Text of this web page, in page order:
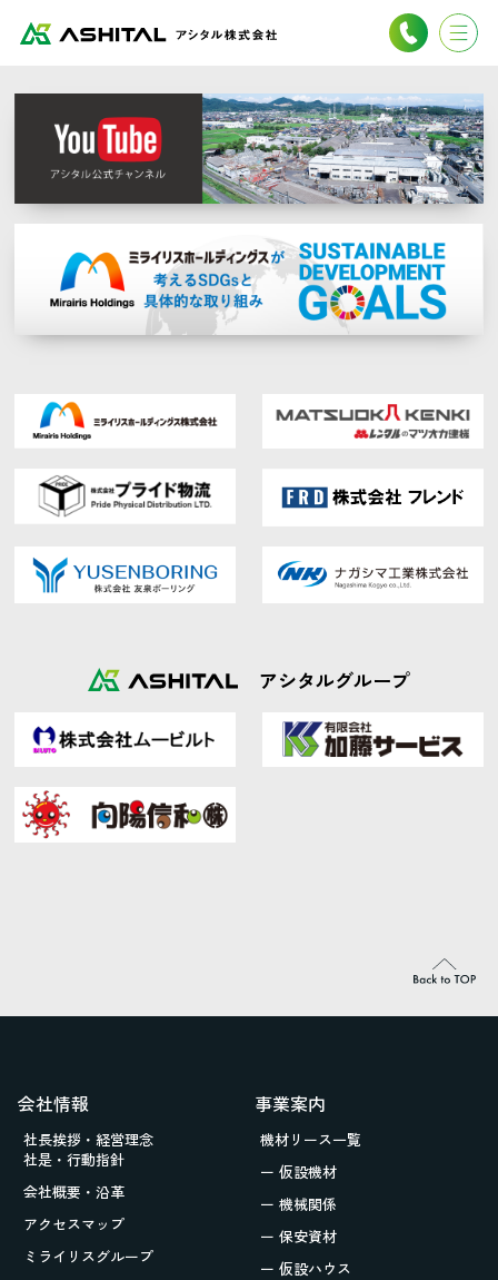
アシタルグループ
会社情報
社長挨拶・経営理念
社是・行動指針
会社概要・沿革
アクセスマップ
ミライリスグループ
事業案内
機材リース一覧
ー 仮設機材
ー 機械関係
ー 保安資材
ー 仮設ハウス